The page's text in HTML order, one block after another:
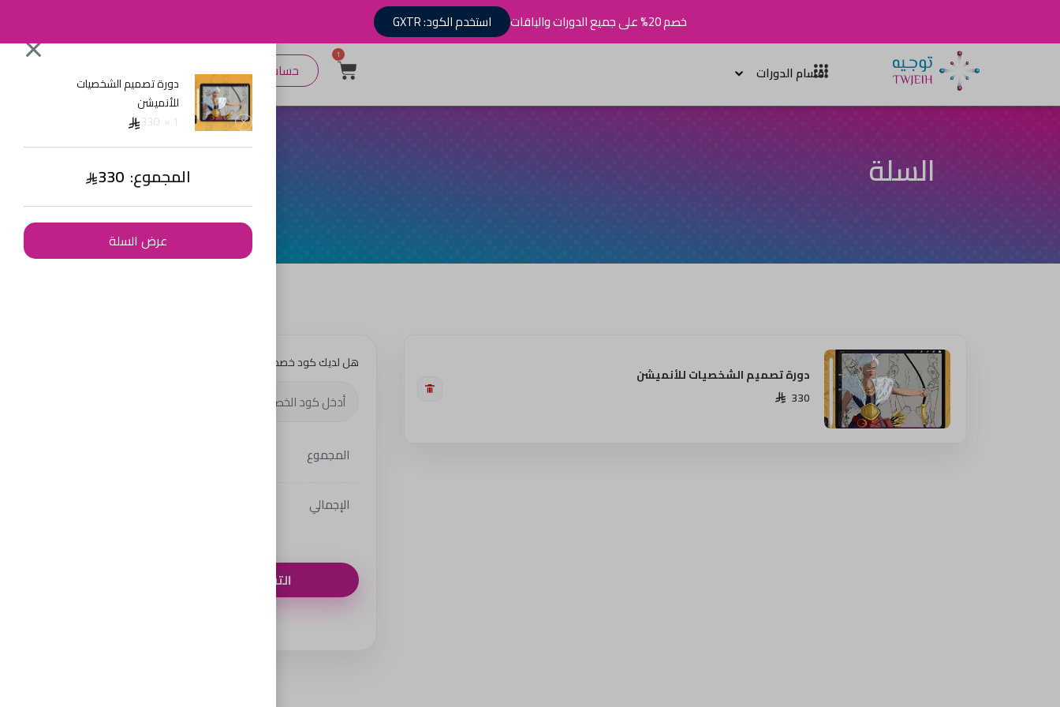
خصم 20% على جميع الدورات والباقات استخدم الكود: GXTR
أقسام الدورات
دورة تصميم الشخصيات
للأنميشن
1 ×
330
المجموع: 330
عرض السلة
1
حساب جديد تسجيل دخول
السلة
دورة تصميم الشخصيات للأنميشن
330
هل لديك كود خصم؟
المجموع
الإجمالي
التقدم لإتمام الطلب